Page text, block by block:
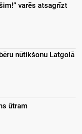
varēs atsagrīzt
nūtikšonu Latgolā
ūtram